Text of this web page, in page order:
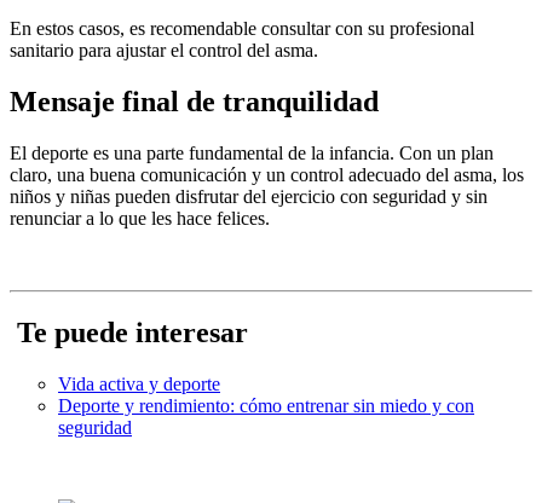
En estos casos, es recomendable consultar con su profesional
sanitario para ajustar el control del asma.
Mensaje final de tranquilidad
El deporte es una parte fundamental de la infancia. Con un plan
claro, una buena comunicación y un control adecuado del asma, los
niños y niñas pueden disfrutar del ejercicio con seguridad y sin
renunciar a lo que les hace felices.
Te puede interesar
Vida activa y deporte
Deporte y rendimiento: cómo entrenar sin miedo y con
seguridad